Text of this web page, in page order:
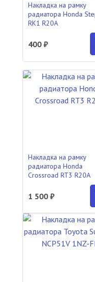
Накладка на рамку
радиатора Honda
RK1 R20A
400 ₽
Накладка на рамку
радиатора Honda
Crossroad RT3 R20A
1 500 ₽